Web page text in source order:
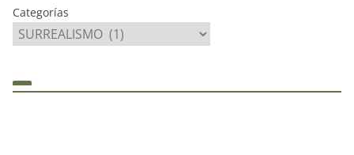
Categorías